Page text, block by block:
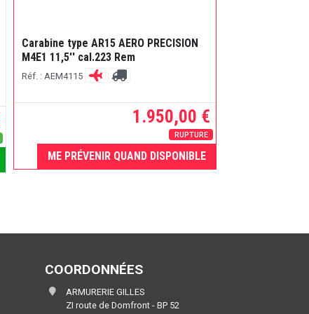
Carabine type AR15 AERO PRECISION
M4E1 11,5'' cal.223 Rem
Réf. : AEM4115
1.950,00 €
RUPTURE
ME PRÉVENIR QUAND DISPONIBLE
COORDONNÉES
ARMURERIE GILLES
ZI route de Domfront - BP 52